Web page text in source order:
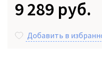
9 289 руб.
Добавить в